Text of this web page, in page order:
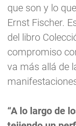
que son y lo
Ernst Fischer.
del libro
compromiso
va más allá de
“A lo largo de